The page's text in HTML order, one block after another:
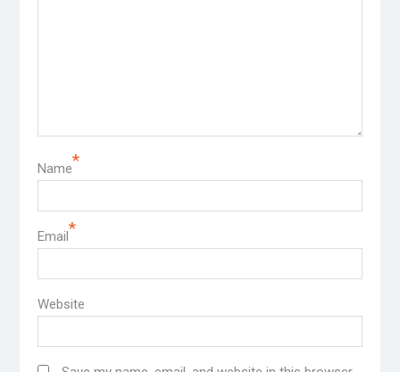
Name*
Email*
Website